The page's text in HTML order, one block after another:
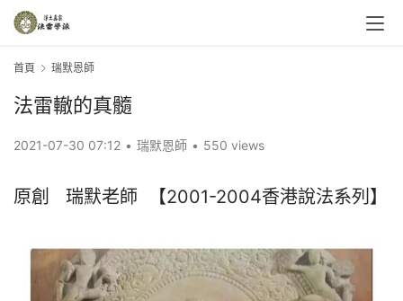
首頁 瑞默恩師
法雷轍的真髓
2021-07-30 07:12 • 瑞默恩師 • 550 views
原創   瑞默老師  【2001-2004香港說法系列】